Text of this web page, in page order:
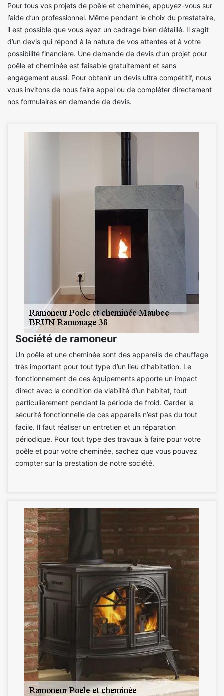
Pour tous vos projets de poêle et cheminée, appuyez-vous sur
l’aide d’un professionnel. Même pendant le choix du prestataire,
il est possible que vous ayez un cadrage bien détaillé. Il s’agit
d’un devis qui répond à la nature de vos attentes et à votre
possibilité financière. Une demande de devis d’un projet pour
poêle et cheminée est faisable gratuitement et sans
engagement aussi. Pour obtenir un devis ultra compétitif, nous
vous invitons de nous faire appel ou de compléter directement
nos formulaires en demande de devis.
Société de ramoneur
Un poêle et une cheminée sont des appareils de chauffage
très important pour tout type d’un lieu d’habitation. Le
fonctionnement de ces équipements apporte un impact
direct avec la condition de viabilité d’un habitat, tout
particulièrement pendant la période de froid. Garder la
sécurité fonctionnelle de ces appareils n’est pas du tout
facile. Il faut réaliser un entretien et un réparation
périodique. Pour tout type des travaux à faire pour votre
poêle et pour votre cheminée, sachez que vous pouvez
compter sur la prestation de notre société.